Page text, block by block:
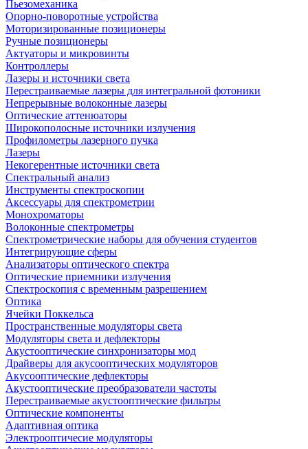
Пьезомеханика
Опорно-поворотные устройства
Моторизированные позиционеры
Ручные позиционеры
Актуаторы и микровинты
Контроллеры
Лазеры и источники света
Перестраиваемые лазеры для интегральной фотоники
Непрерывные волоконные лазеры
Оптические аттенюаторы
Широкополосные источники излучения
Профилометры лазерного пучка
Лазеры
Некогерентные источники света
Спектральный анализ
Инструменты спектроскопии
Аксессуары для спектрометрии
Монохроматоры
Волоконные спектрометры
Спектрометрические наборы для обучения студентов
Интегрирующие сферы
Анализаторы оптического спектра
Оптические приемники излучения
Спектроскопия с временным разрешением
Оптика
Ячейки Поккельса
Пространственные модуляторы света
Модуляторы света и дефлекторы
Акустооптические синхронизаторы мод
Драйверы для акусооптических модуляторов
Акусооптические дефлекторы
Акустооптические преобразователи частоты
Перестраиваемые акустооптические фильтры
Оптические компоненты
Адаптивная оптика
Электрооптичесие модуляторы